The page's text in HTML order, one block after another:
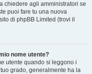
chiedere agli amministratori se
puoi fare tu una nuova
di phpBB Limited (trovi il
nome utente?
utente quando si leggono i
grado, generalmente ha la